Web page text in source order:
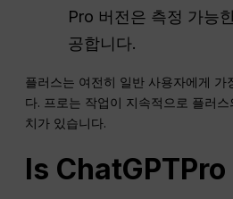
Pro 버전은 측정 가능
공합니다.
플러스는 여전히 일반 사용자에게 가
다. 프로는 작업이 지속적으로 플러
치가 있습니다.
Is ChatGPTPro